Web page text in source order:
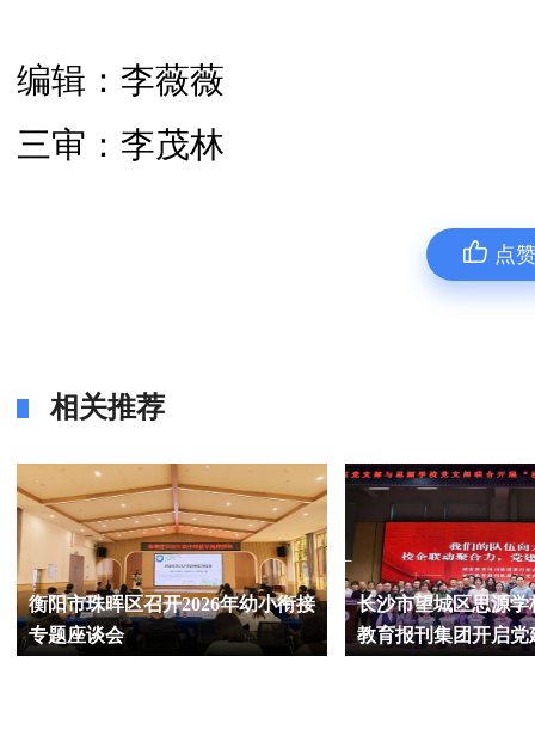
编辑：李薇薇
三审：李茂林
点
相关推荐
长沙市望城区思源学校：携手湖南
教育报刊集团开启党建共建新篇章
衡阳县：中小学田径
830名选手逐梦赛场